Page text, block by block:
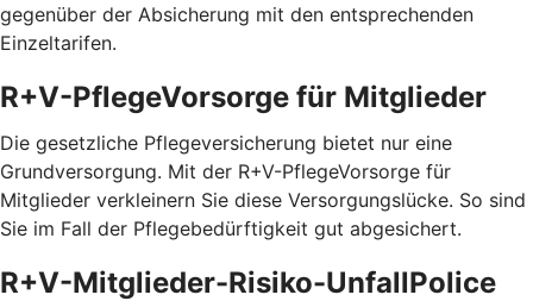
gegenüber der Absicherung mit den entspre­chenden
Einzel­tarifen.
R+V-PflegeVorsorge für Mitglieder
Die gesetzliche Pflegeversicherung bietet nur eine
Grundversorgung. Mit der R+V-PflegeVorsorge für
Mitglieder verkleinern Sie diese Versorgungslücke. So sind
Sie im Fall der Pflegebedürftigkeit gut abgesichert.
R+V-Mitglieder-Risiko-UnfallPolice